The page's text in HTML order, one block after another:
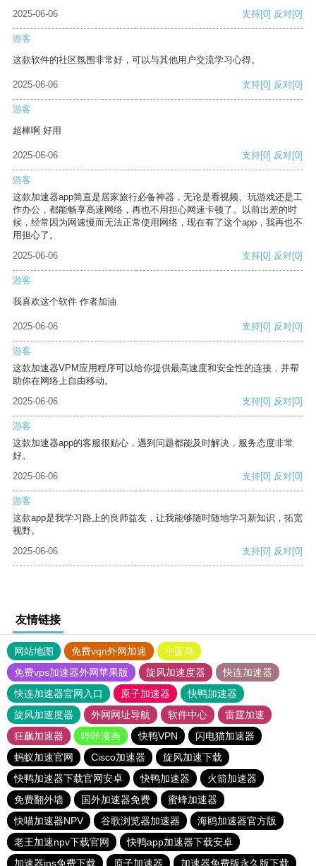
2025-06-06 支持[0] 反对[0]
游客
这款软件的社区氛围非常好，可以与其他用户交流学习心得。
2025-06-06 支持[0] 反对[0]
游客
超棒啊 好用
2025-06-06 支持[0] 反对[0]
游客
这款加速器app简直是居家旅行必备神器，无论是看视频、玩游戏还是工
作办公，都能畅享高速网络，再也不用担心网速卡顿了。以前出差的时
候，经常因为网速慢而无法正常使用网络，现在有了这个app，我再也不
用担心了。
2025-06-06
支持[0] 反对[0]
游客
我喜欢这个软件 作者加油
2025-06-06 支持[0] 反对[0]
游客
这款加速器VPM应用程序可以给你提供最高速度和安全性的连接，并帮
助你在网络上自由移动。
2025-06-06
支持[0] 反对[0]
游客
这款加速器app的客服很贴心，遇到问题都能及时解决，服务态度非常
好。
2025-06-06
支持[0] 反对[0]
游客
这款app是我学习路上的良师益友，让我能够随时随地学习新知识，拓宽
视野。
2025-06-06
支持[0] 反对[0]
友情链接
网站地图 免费vqn外网加速
小蓝鸟
免费vps加速器外网苹果版
旋风加速度器
快连加速器
快连加速器官网入口
原子加速器
快鸭加速器
旋风加速度器
外网网址导航 软件中心
雷霆加速
狂飙加速器
哔咔漫画 快鸭VPN
闪电猫加速器
蚂蚁加速官网
Cisco加速器
旋风加速下载
快鸭加速器下载官网安卓
快鸭加速器
火箭加速器
免费翻外墙
国外加速器免费
蜜蜂加速器
快喵加速器NPV
谷歌浏览器加速器
海鸥加速器官方版
老王加速npv下载官网
快鸭app加速器下载安卓
加速器ins免费下载
原子加速器 加速器免费版永久版下载